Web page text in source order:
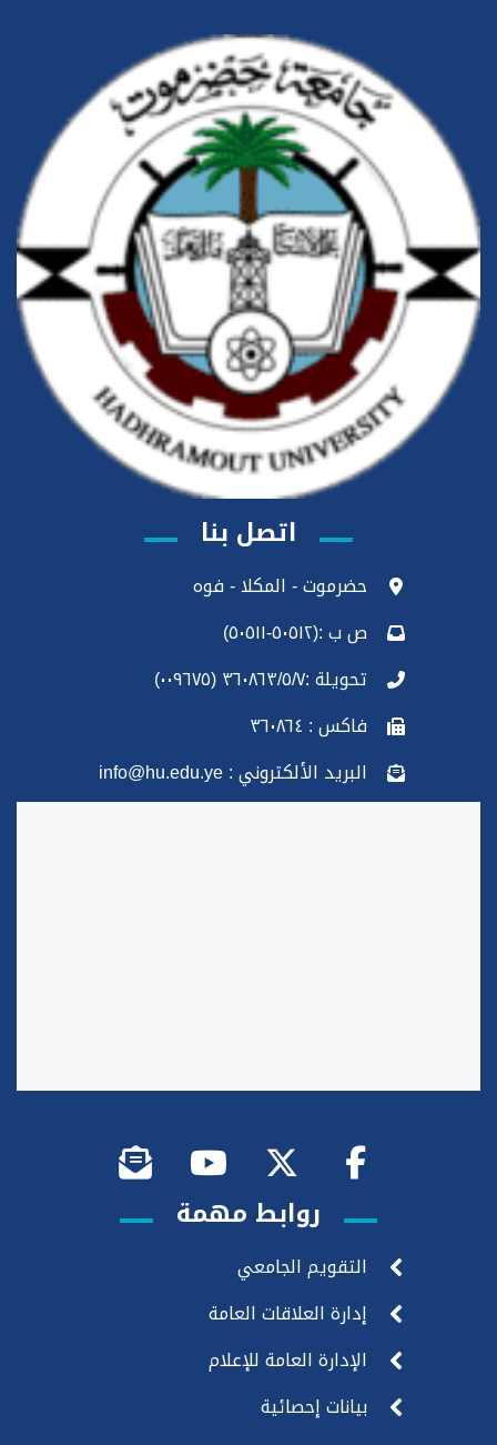
اتصل بنا
حضرموت - المكلا - فوه
ص ب :(٥٠٥١٢-٥٠٥١١)
تحويلة :٣٦٠٨٦٣/٥/٧ (٠٠٩٦٧٥)
فاكس : ٣٦٠٨٦٤
البريد الألكتروني : info@hu.edu.ye
روابط مهمة
التقويم الجامعي
إدارة العلاقات العامة
الإدارة العامة للإعلام
بيانات إحصائية